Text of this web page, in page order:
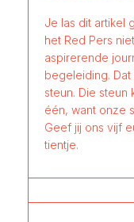
Je las dit artikel
het Red Pers
aspirerende
begeleiding.
steun. Die steun
één, want onze
Geef jij ons vijf
tientje.